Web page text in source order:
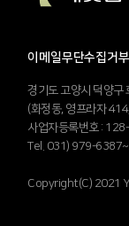
이메일무단수집거부
경기도 고양시 덕양
(화정동, 영프라자
사업자등록번호 :
Tel. 031) 979-
Copyright(C) 2021